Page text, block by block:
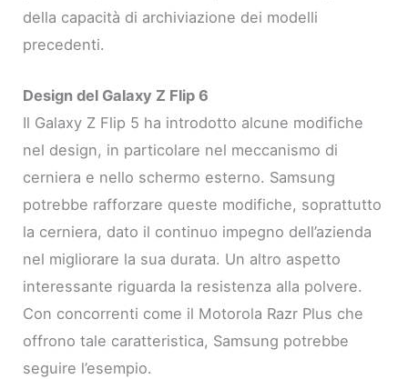
della capacità di archiviazione dei modelli
precedenti.
Design del Galaxy Z Flip 6
Il Galaxy Z Flip 5 ha introdotto alcune modifiche
nel design, in particolare nel meccanismo di
cerniera e nello schermo esterno. Samsung
potrebbe rafforzare queste modifiche, soprattutto
la cerniera, dato il continuo impegno dell’azienda
nel migliorare la sua durata. Un altro aspetto
interessante riguarda la resistenza alla polvere.
Con concorrenti come il Motorola Razr Plus che
offrono tale caratteristica, Samsung potrebbe
seguire l’esempio.